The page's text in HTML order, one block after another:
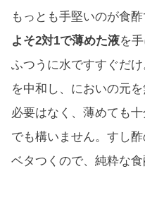
もっとも手堅いのが食酢
よそ2対1で薄めた液を
ふつうに水ですすぐだ
を中和し、においの元
必要はなく、薄めても
でも構いません。すし
ベタつくので、純粋な